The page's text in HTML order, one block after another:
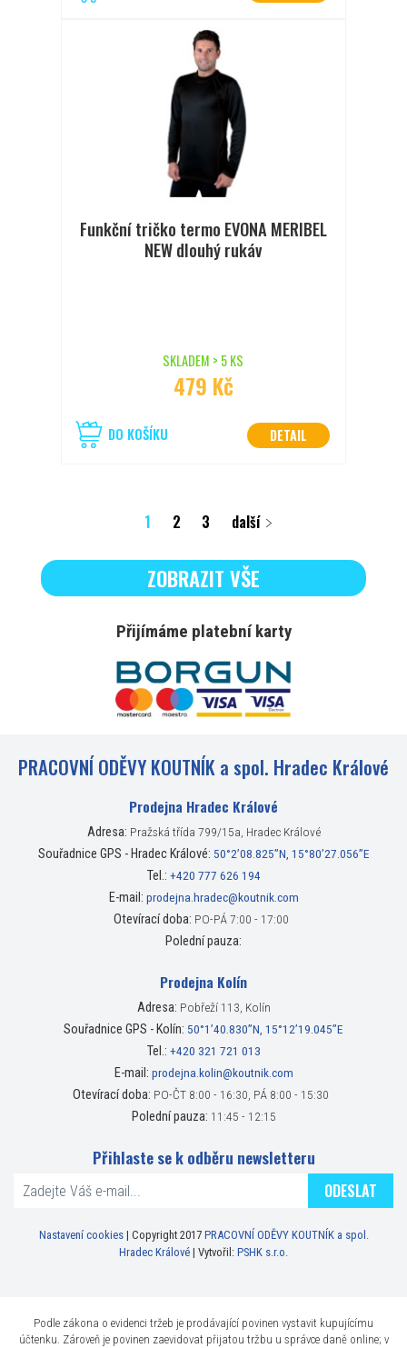
Funkční tričko termo EVONA MERIBEL
NEW dlouhý rukáv
SKLADEM > 5 KS
479 Kč
DETAIL
DO KOŠÍKU
1 2 3 další
ZOBRAZIT VŠE
Přijímáme platební karty
PRACOVNÍ ODĚVY KOUTNÍK a spol. Hradec Králové
Prodejna Hradec Králové
Adresa: Pražská třída 799/15a, Hradec Králové
Souřadnice GPS - Hradec Králové: 50°2’08.825”N, 15°80’27.056”E
Tel.: +420 777 626 194
E-mail: prodejna.hradec@koutnik.com
Otevírací doba: PO-PÁ 7:00 - 17:00
Polední pauza:
Prodejna Kolín
Adresa: Pobřeží 113, Kolín
Souřadnice GPS - Kolín: 50°1’40.830”N, 15°12’19.045”E
Tel.: +420 321 721 013
E-mail: prodejna.kolin@koutnik.com
Otevírací doba: PO-ČT 8:00 - 16:30, PÁ 8:00 - 15:30
Polední pauza: 11:45 - 12:15
Přihlaste se k odběru newsletteru
ODESLAT
Nastavení cookies| Copyright 2017 PRACOVNÍ ODĚVY KOUTNÍK a spol.
Hradec Králové | Vytvořil: PSHK s.r.o.
Podle zákona o evidenci tržeb je prodávající povinen vystavit kupujícímu
účtenku. Zároveň je povinen zaevidovat přijatou tržbu u správce daně online; v